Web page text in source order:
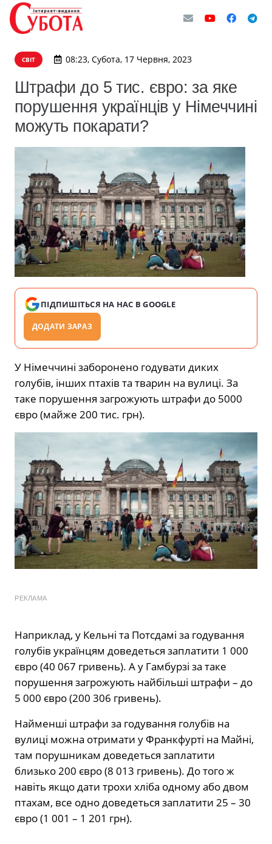
СВІТ 08:23, Субота, 17 Червня, 2023
Штрафи до 5 тис. євро: за яке
порушення українців у Німеччині
можуть покарати?
ПІДПИШІТЬСЯ НА НАС В GOOGLE
ДОДАТИ ЗАРАЗ
У Німеччині заборонено годувати диких
голубів, інших птахів та тварин на вулиці. За
таке порушення загрожують штрафи до 5000
євро (майже 200 тис. грн).
РЕКЛАМА
Наприклад, у Кельні та Потсдамі за годування
голубів українцям доведеться заплатити 1 000
євро (40 067 гривень). А у Гамбурзі за таке
порушення загрожують найбільші штрафи – до
5 000 євро (200 306 гривень).
Найменші штрафи за годування голубів на
вулиці можна отримати у Франкфурті на Майні,
там порушникам доведеться заплатити
близько 200 євро (8 013 гривень). До того ж
навіть якщо дати трохи хліба одному або двом
птахам, все одно доведеться заплатити 25 – 30
євро (1 001 – 1 201 грн).